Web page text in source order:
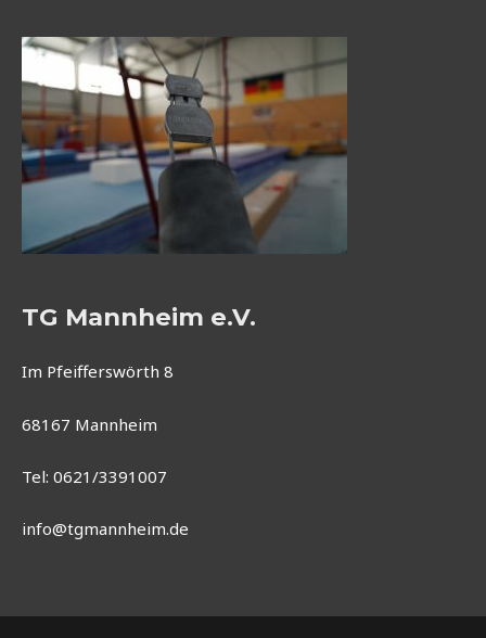
TG Mannheim e.V.
Im Pfeifferswörth 8
68167 Mannheim
Tel: 0621/3391007
info@tgmannheim.de